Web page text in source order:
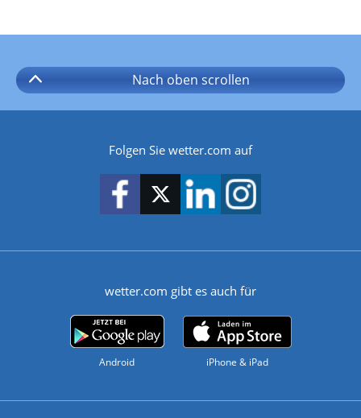
Nach oben scrollen
Folgen Sie wetter.com auf
wetter.com gibt es auch für
Android iPhone & iPad